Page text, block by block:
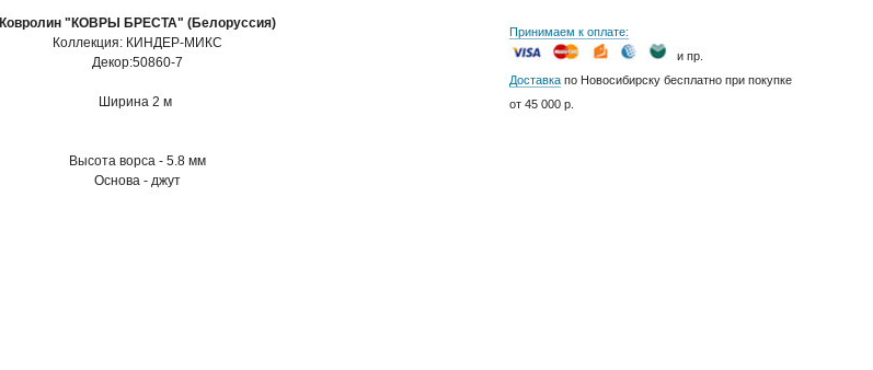
Принимаем к оплате:
и пр.
Доставка по Новосибирску бесплатно при покупке
от 45 000 р.
Ковролин "КОВРЫ БРЕСТА" (Белоруссия)
Коллекция: КИНДЕР-МИКС
Декор:50860-7
Ширина 2 м
Высота ворса - 5.8 мм
Основа - джут